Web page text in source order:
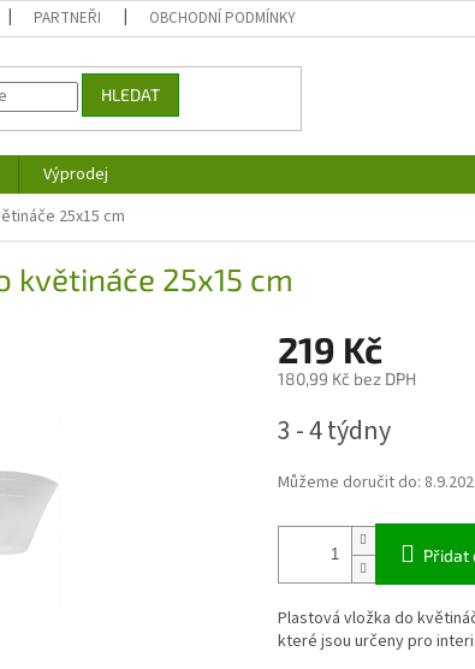
PARTNEŘI OBCHODNÍ PODMÍNKY
HLEDAT
Výprodej
25x15 cm
květináče 25x15 cm
219 Kč
180,99 Kč bez DPH
cena:
3 - 4 týdny
Můžeme doručit do:
Přidat
Plastová vložka do
které jsou určeny pro